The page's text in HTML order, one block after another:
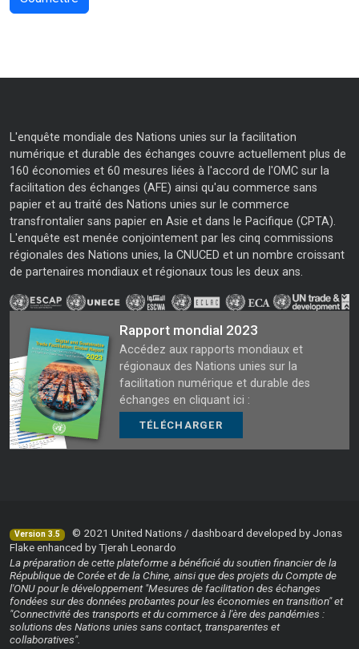
L'enquête mondiale des Nations unies sur la facilitation
numérique et durable des échanges couvre actuellement plus de
160 économies et 60 mesures liées à l'accord de l'OMC sur la
facilitation des échanges (AFE) ainsi qu'au commerce sans
papier et au traité des Nations unies sur le commerce
transfrontalier sans papier en Asie et dans le Pacifique (CPTA).
L'enquête est menée conjointement par les cinq commissions
régionales des Nations unies, la CNUCED et un nombre croissant
de partenaires mondiaux et régionaux tous les deux ans.
Rapport mondial 2023
Accédez aux rapports mondiaux et
régionaux des Nations unies sur la
facilitation numérique et durable des
échanges en cliquant ici :
TÉLÉCHARGER
Version 3.5
© 2021 United Nations / dashboard developed by Jonas
Flake enhanced by Tjerah Leonardo
La préparation de cette plateforme a bénéficié du soutien financier de la
République de Corée et de la Chine, ainsi que des projets du Compte de
l'ONU pour le développement "Mesures de facilitation des échanges
fondées sur des données probantes pour les économies en transition" et
"Connectivité des transports et du commerce à l'ère des pandémies :
solutions des Nations unies sans contact, transparentes et
collaboratives".